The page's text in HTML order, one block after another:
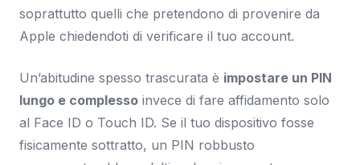
soprattutto quelli che pretendono di provenire da
Apple chiedendoti di verificare il tuo account.
Un’abitudine spesso trascurata è impostare un PIN
lungo e complesso invece di fare affidamento solo
al Face ID o Touch ID. Se il tuo dispositivo fosse
fisicamente sottratto, un PIN robbusto